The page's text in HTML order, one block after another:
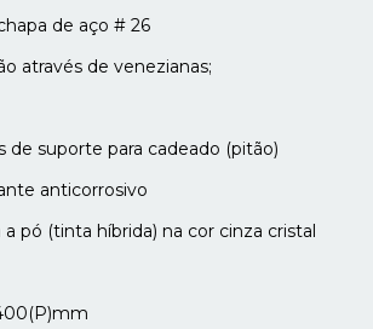
de aço # 26
através de venezianas;
de suporte para cadeado (pitão)
anticorrosivo
pó (tinta híbrida) na cor cinza cristal